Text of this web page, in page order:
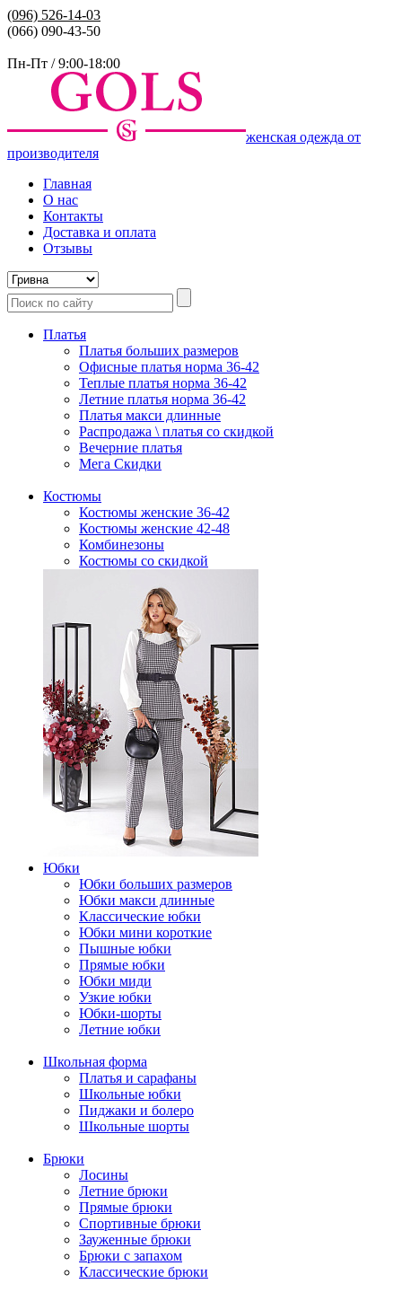
(096) 526-14-03
(066) 090-43-50
Пн-Пт / 9:00-18:00
женская одежда от
производителя
Главная
О нас
Контакты
Доставка и оплата
Отзывы
Платья
Платья больших размеров
Офисные платья норма 36-42
Теплые платья норма 36-42
Летние платья норма 36-42
Платья макси длинные
Распродажа \ платья со скидкой
Вечерние платья
Мега Скидки
Костюмы
Костюмы женские 36-42
Костюмы женские 42-48
Комбинезоны
Костюмы со скидкой
Юбки
Юбки больших размеров
Юбки макси длинные
Классические юбки
Юбки мини короткие
Пышные юбки
Прямые юбки
Юбки миди
Узкие юбки
Юбки-шорты
Летние юбки
Школьная форма
Платья и сарафаны
Школьные юбки
Пиджаки и болеро
Школьные шорты
Брюки
Лосины
Летние брюки
Прямые брюки
Спортивные брюки
Зауженные брюки
Брюки с запахом
Классические брюки